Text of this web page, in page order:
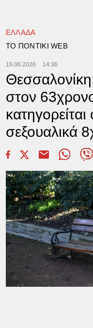
ΕΛΛΑΔΑ
TΟ ΠΟΝΤΙΚΙ WEB
16.06.2026 14:36
στον
σεξουαλικά